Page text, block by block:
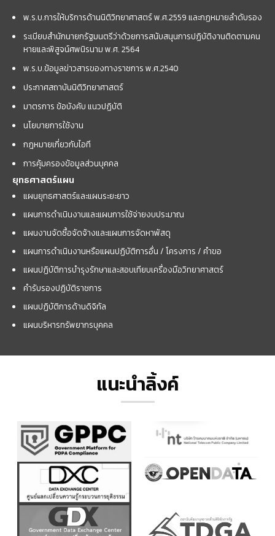
พ.ร.บ.การให้บริการด้านนิติวิทยาศาสตร์ พ.ศ.2559 และกฏหมายลำดับรอง
ระเบียบสำนักนายกรัฐมนตรีว่าด้วยการสนับสนุนการปฏิบัติงานติดตามคน
หายและพิสูจน์ศพนิรนาม พ.ศ. 2564
พ.ร.บ.ข้อมูลข่าวสารของทางราชการ พ.ศ.2540
ประกาศสถาบันนิติวิทยาศาสตร์
มาตรการ ข้อบังคับ แนวปฏิบัติ
นโยบายการใช้งาน
กฎหมายเกี่ยวกับไอที
การคุ้มครองข้อมูลส่วนบุคคล
ยุทธศาสตร์แผน
แผนยุทธศาสตร์และแผนระยะยาว
แผนการดำเนินงานและแผนการใช้จ่ายงบประมาณ
แผนงานจัดซื้อจัดจ้างและแผนการจัดหาพัสดุ
แผนการดำเนินงานหรือแผนปฏิบัติการอื่น / โครงการ / คำขอ
แผนปฏิบัติการบำรุงรักษาและสอบเทียบเครื่องมือวิทยาศาสตร์
คำรับรองปฏิบัติราชการ
แผนปฏิบัติการด้านดิจิทัล
แผนบริหารทรัพยากรบุคคล
แนะนำลิ้งค์